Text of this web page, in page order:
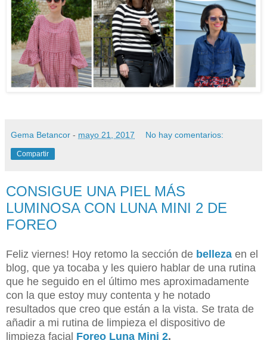
Gema Betancor - mayo 21, 2017 No hay comentarios:
Compartir
CONSIGUE UNA PIEL MÁS
LUMINOSA CON LUNA MINI 2 DE
FOREO
Feliz viernes! Hoy retomo la sección de belleza en el
blog, que ya tocaba y les quiero hablar de una rutina
que he seguido en el último mes aproximadamente
con la que estoy muy contenta y he notado
resultados que creo que están a la vista. Se trata de
añadir a mi rutina de limpieza el dispositivo de
limpieza facial Foreo Luna Mini 2.